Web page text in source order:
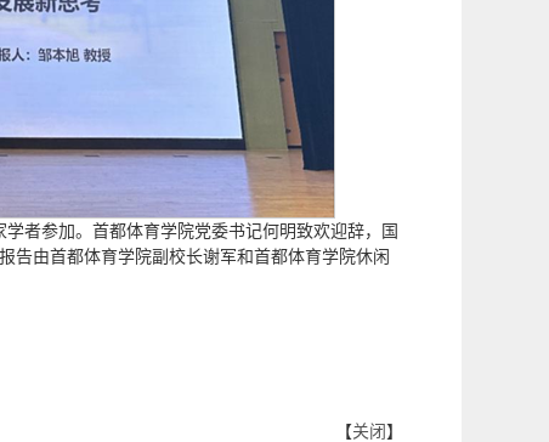
者参加。首都体育学院党委书记何明致欢迎辞，国
告由首都体育学院副校长谢军和首都体育学院休闲
【关闭 】